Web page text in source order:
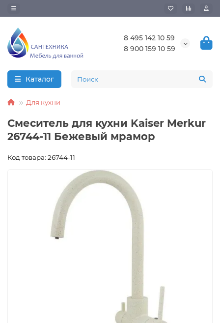
8 495 142 10 59
8 900 159 10 59
Каталог
Для кухни
Смеситель для кухни Kaiser Merkur
26744-11 Бежевый мрамор
Код товара: 26744-11